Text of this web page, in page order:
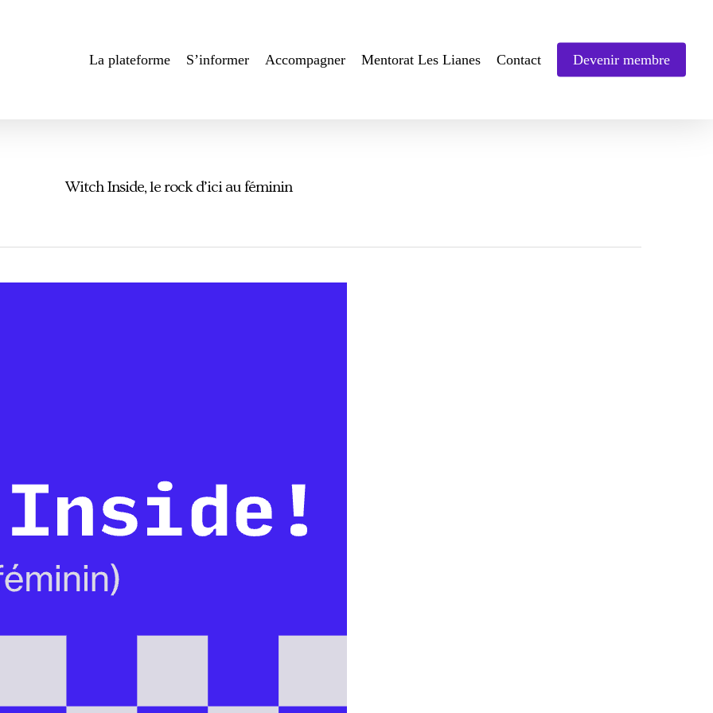
La plateforme S’informer Accompagner Mentorat Les Lianes Contact Devenir membre
Witch Inside, le rock d’ici au féminin